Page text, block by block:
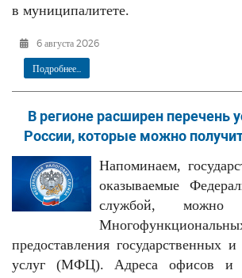
в муниципалитете.
6 августа 2026
Подробнее...
В регионе расширен перечень
России, которые можно
Напоминаем,
оказываемые
службой, можно
предоставления государственных
услуг (МФЦ). Адреса офисов и